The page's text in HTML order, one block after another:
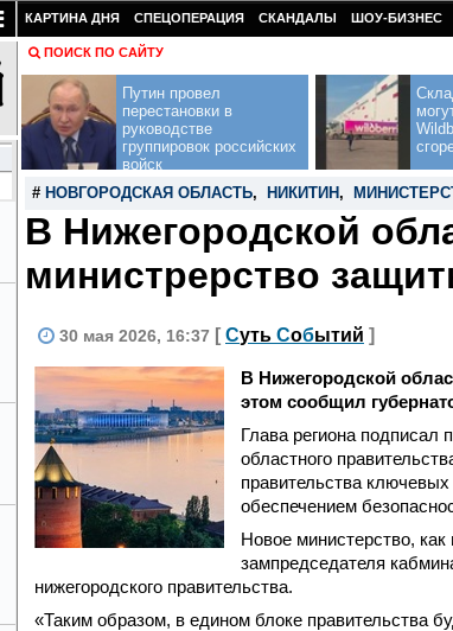
КАРТИНА ДНЯ СПЕЦОПЕРАЦИЯ СКАНДАЛЫ ШОУ-БИЗНЕС
ПОИСК ПО САЙТУ
Путин провел
перестановки в
руководстве
группировок российских
войск
# НОВГОРОДСКАЯ ОБЛАСТЬ, НИКИТИН ,
В Нижегородской
министрерство
30 мая 2026, 16:37 [ Суть Событий ]
В Нижегородской
этом сообщил
Глава региона подписал
областного
правительства
обеспечением
Новое министерство,
зампредседателя
нижегородского правительства.
«Таким образом, в едином блоке правительства